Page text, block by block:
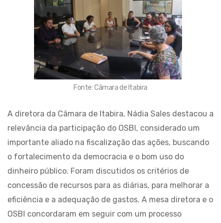
Fonte: Câmara de Itabira
A diretora da Câmara de Itabira, Nádia Sales destacou a
relevância da participação do OSBI, considerado um
importante aliado na fiscalização das ações, buscando
o fortalecimento da democracia e o bom uso do
dinheiro público. Foram discutidos os critérios de
concessão de recursos para as diárias, para melhorar a
eficiência e a adequação de gastos. A mesa diretora e o
OSBI concordaram em seguir com um processo